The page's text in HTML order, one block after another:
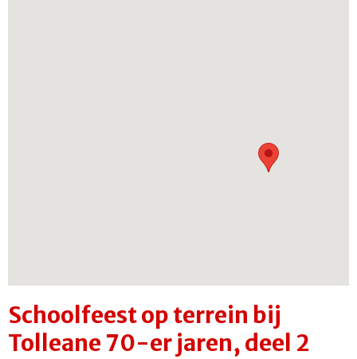
Schoolfeest op terrein bij
Tolleane 70-er jaren, deel 2